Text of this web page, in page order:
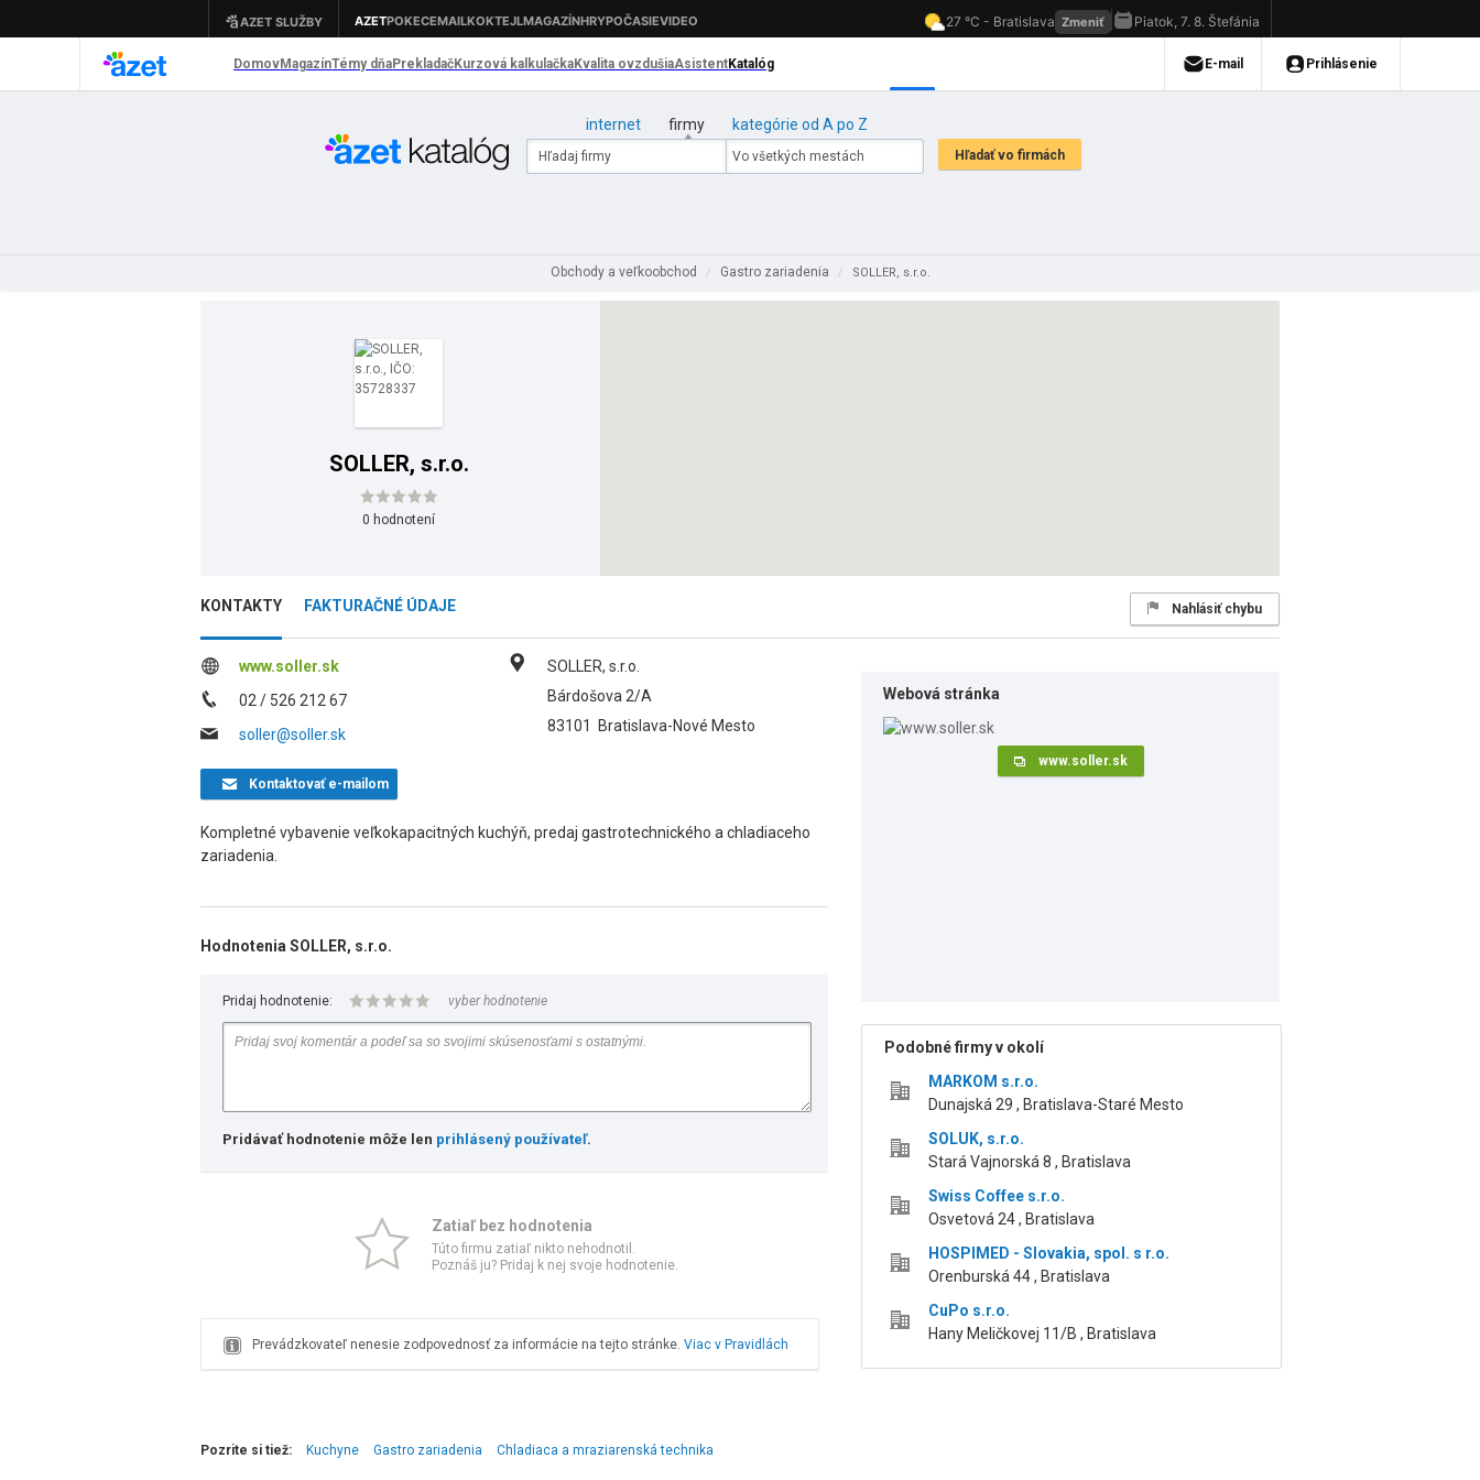
internet firmy kategórie od A po Z
Obchody a veľkoobchod / Gastro zariadenia / SOLLER, s.r.o.
SOLLER, s.r.o.
0 hodnotení
KONTAKTY FAKTURAČNÉ ÚDAJE Nahlásiť chybu
www.soller.sk
02 / 526 212 67
soller@soller.sk
SOLLER, s.r.o.
Bárdošova 2/A
83101
Bratislava-Nové Mesto
Kontaktovaťe-mailom
Kompletné vybavenie veľkokapacitných kuchýň, predaj gastrotechnického a chladiaceho
zariadenia.
Hodnotenia SOLLER, s.r.o.
Pridaj hodnotenie: vyber hodnotenie
Pridávať hodnotenie môže len prihlásený používateľ.
Zatiaľ bez hodnotenia
Túto firmu zatiaľ nikto nehodnotil.
Poznáš ju? Pridaj k nej svoje hodnotenie.
Prevádzkovateľ nenesie zodpovednosť za informácie na tejto stránke. Viac v Pravidlách
Webová stránka
www.soller.sk
Podobné firmy v okolí
MARKOM s.r.o.
Dunajská 29 , Bratislava-Staré Mesto
SOLUK, s.r.o.
Stará Vajnorská 8 , Bratislava
Swiss Coffee s.r.o.
Osvetová 24 , Bratislava
HOSPIMED - Slovakia, spol. s r.o.
Orenburská 44 , Bratislava
CuPo s.r.o.
Hany Meličkovej 11/B , Bratislava
Pozrite si tiež: Kuchyne Gastro zariadenia Chladiaca a mraziarenská technika